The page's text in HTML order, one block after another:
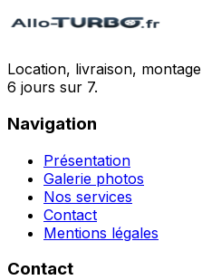
Location, livraison,
6 jours sur 7.
Navigation
Présentation
Galerie photos
Nos services
Contact
Mentions légales
Contact